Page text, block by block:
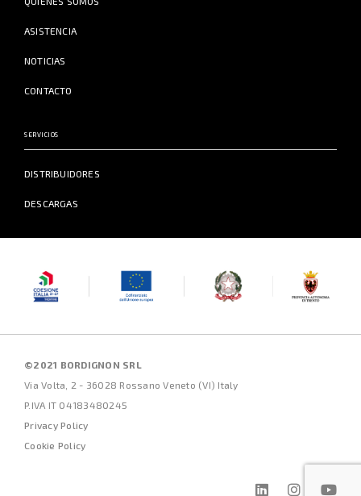
ASISTENCIA
NOTICIAS
CONTACTO
SERVICIOS
DISTRIBUIDORES
DESCARGAS
©2021 BORDIGNON SRL
Via Volta, 2 - 36028 Rossano Veneto (VI) Italy
P.IVA IT 04183480245
Privacy Policy
Cookie Policy